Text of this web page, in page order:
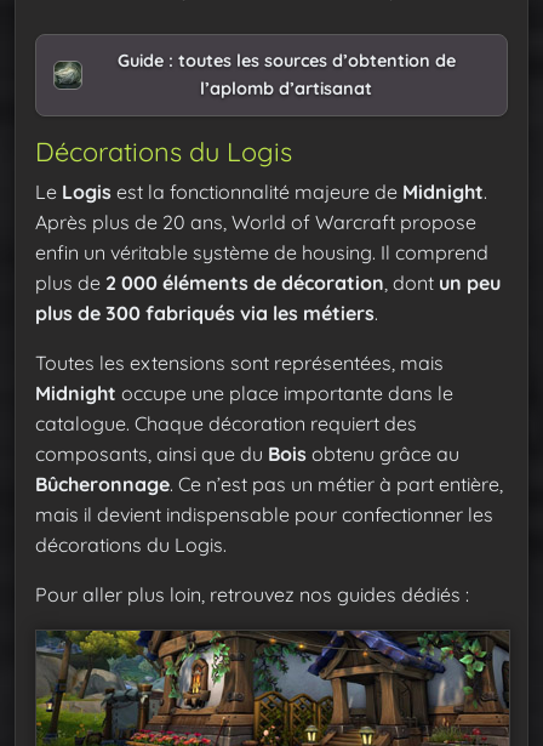
Guide : toutes les sources d’obtention de
l’aplomb d’artisanat
Décorations du Logis
Le Logis est la fonctionnalité majeure de Midnight.
Après plus de 20 ans, World of Warcraft propose
enfin un véritable système de housing. Il comprend
plus de 2 000 éléments de décoration , dont un peu
plus de 300 fabriqués via les métiers.
Toutes les extensions sont représentées, mais
Midnight occupe une place importante dans le
catalogue. Chaque décoration requiert des
composants, ainsi que du Bois obtenu grâce au
Bûcheronnage. Ce n’est pas un métier à part entière,
mais il devient indispensable pour confectionner les
décorations du Logis.
Pour aller plus loin, retrouvez nos guides dédiés :